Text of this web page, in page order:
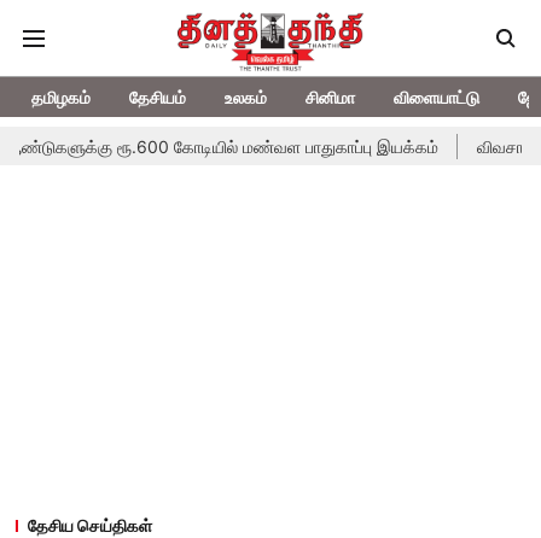
தமிழகம் தேசியம் உலகம் சினிமா விளையாட்டு
ரூ.600 கோடியில் மண்வள பாதுகாப்பு இயக்கம் விவசாயிகளுக்கான
தேசிய செய்திகள்